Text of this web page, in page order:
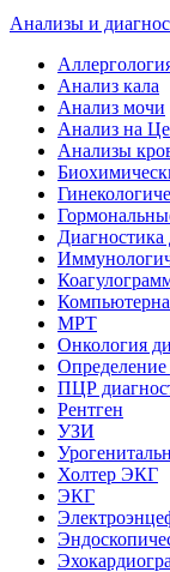
Анализы и
Анализ кала
Анализ мочи
Анализ на
Анализы
Диагностика
МРТ
Онкология
ПЦР
Рентген
УЗИ
Холтер ЭКГ
ЭКГ